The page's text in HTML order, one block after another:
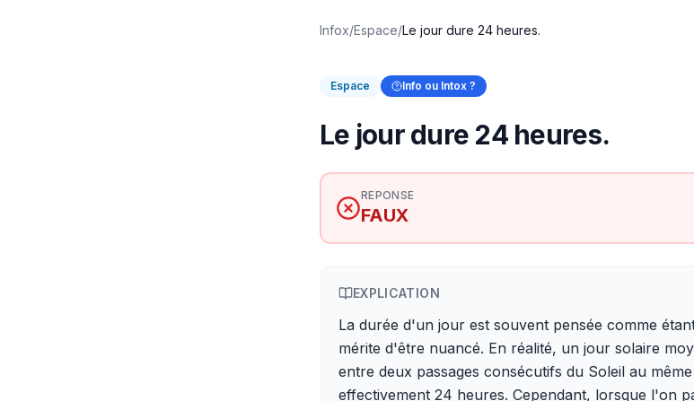
Infox/Espace/Le jour dure 24 heures.
Espace Info ou Intox ?
Le jour dure 24 heures.
REPONSE
FAUX
EXPLICATION
La durée d'un jour est souvent pensée comme
mérite d'être nuancé. En réalité, un jour solaire
entre deux passages consécutifs du Soleil au
effectivement 24 heures. Cependant, lorsque l'on